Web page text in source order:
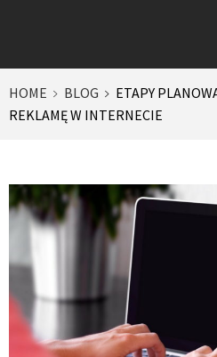
HOME BLOG
ETAPY
REKLAMĘ W INTERNECIE